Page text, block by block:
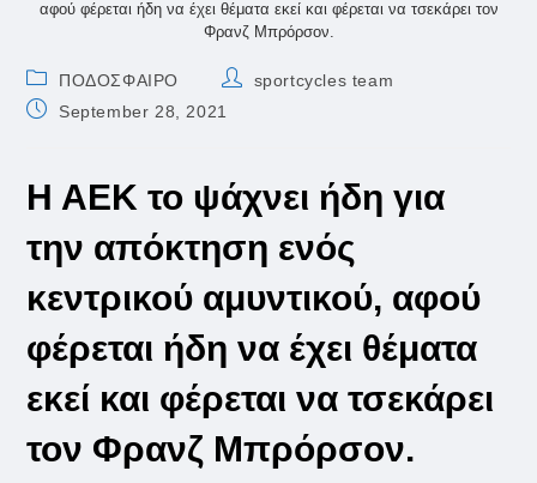
αφού φέρεται ήδη να έχει θέματα εκεί και φέρεται να τσεκάρει τον
Φρανζ Μπρόρσον.
Post
category:
ΠΟΔΟΣΦΑΙΡΟ
Postsportcycles team
PostSeptember 28, 2021
Η ΑΕΚ το ψάχνει ήδη για
την απόκτηση ενός
κεντρικού αμυντικού, αφού
φέρεται ήδη να έχει θέματα
εκεί και φέρεται να τσεκάρει
τον Φρανζ Μπρόρσον.